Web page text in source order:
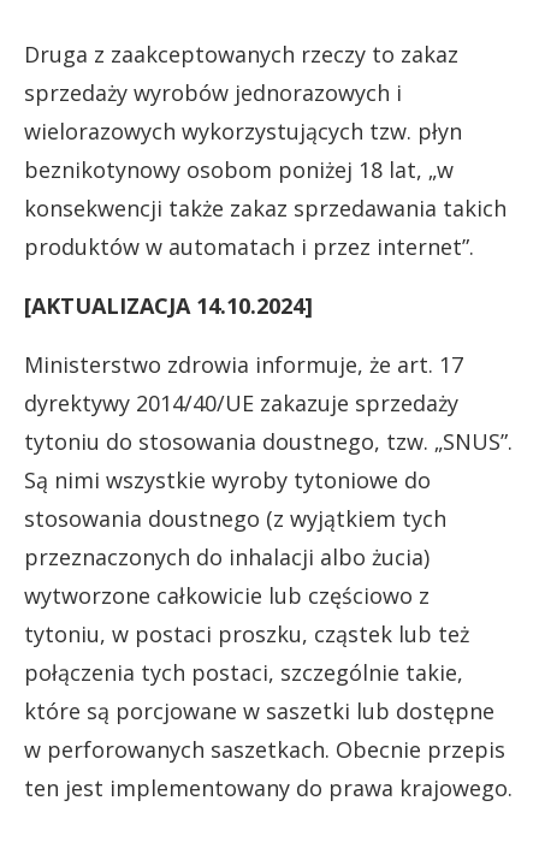
Druga z zaakceptowanych rzeczy to zakaz
sprzedaży wyrobów jednorazowych i
wielorazowych wykorzystujących tzw. płyn
beznikotynowy osobom poniżej 18 lat, „w
konsekwencji także zakaz sprzedawania takich
produktów w automatach i przez internet”.
[AKTUALIZACJA 14.10.2024]
Ministerstwo zdrowia informuje, że art. 17
dyrektywy 2014/40/UE zakazuje sprzedaży
tytoniu do stosowania doustnego, tzw. „SNUS”.
Są nimi wszystkie wyroby tytoniowe do
stosowania doustnego (z wyjątkiem tych
przeznaczonych do inhalacji albo żucia)
wytworzone całkowicie lub częściowo z
tytoniu, w postaci proszku, cząstek lub też
połączenia tych postaci, szczególnie takie,
które są porcjowane w saszetki lub dostępne
w perforowanych saszetkach. Obecnie przepis
ten jest implementowany do prawa krajowego.